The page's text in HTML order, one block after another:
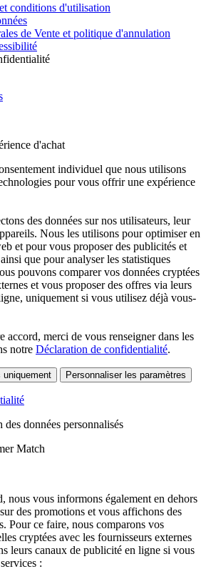
conditions d'utilisation
de Vente et politique d'annulation
d'achat
individuel que nous utilisons
pour vous offrir une expérience
des données sur nos utilisateurs, leur
Nous les utilisons pour optimiser en
et pour vous proposer des publicités et
que pour analyser les statistiques
pouvons comparer vos données cryptées
et vous proposer des offres via leurs
uniquement si vous utilisez déjà vous-
accord, merci de vous renseigner dans les
notre Déclaration de confidentialité.
uniquement Personnaliser les paramètres
des données personnalisés
Match
nous vous informons également en dehors
des promotions et vous affichons des
Pour ce faire, nous comparons vos
cryptées avec les fournisseurs externes
leurs canaux de publicité en ligne si vous
: